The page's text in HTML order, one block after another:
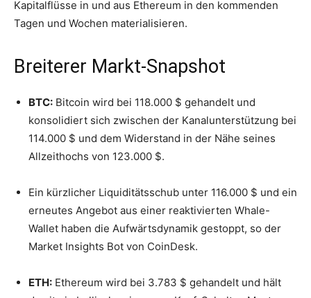
Kapitalflüsse in und aus Ethereum in den kommenden
Tagen und Wochen materialisieren.
Breiterer Markt-Snapshot
BTC: Bitcoin wird bei 118.000 $ gehandelt und
konsolidiert sich zwischen der Kanalunterstützung bei
114.000 $ und dem Widerstand in der Nähe seines
Allzeithochs von 123.000 $.
Ein kürzlicher Liquiditätsschub unter 116.000 $ und ein
erneutes Angebot aus einer reaktivierten Whale-
Wallet haben die Aufwärtsdynamik gestoppt, so der
Market Insights Bot von CoinDesk.
ETH: Ethereum wird bei 3.783 $ gehandelt und hält